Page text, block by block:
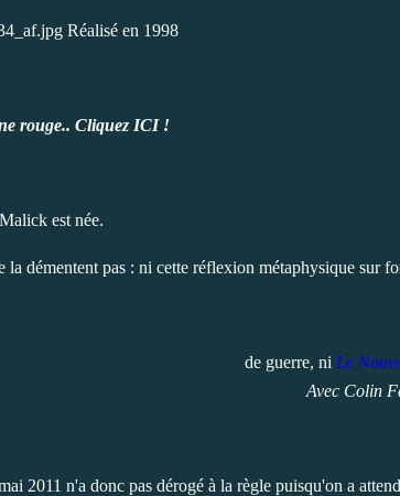
Réalisé en 1998
rouge.. Cliquez ICI !
est née.
la démentent pas : ni cette réflexion métaphysique sur
de guerre, ni Le
Avec Colin
2011 n'a donc pas dérogé à la règle puisqu'on a